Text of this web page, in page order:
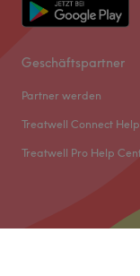
Geschäftspartner
Partner werden
Treatwell Connect
Treatwell Pro Help